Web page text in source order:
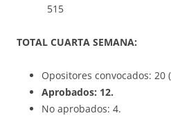
515
TOTAL CUARTA SEMANA:
Opositores convocados: 20
Aprobados: 12.
No aprobados: 4.